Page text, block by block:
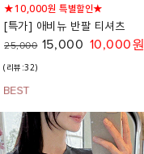
★10,000원 특별할인★
[특가] 애비뉴 반팔 티셔츠
25,000 15,000 10,000원
(리뷰:32)